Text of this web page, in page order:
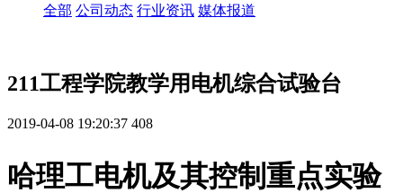
全部 公司动态 行业资讯 媒体报道
211工程学院教学用电机综合试验台
2019-04-08 19:20:37 408
哈理工电机及其控制重点实验